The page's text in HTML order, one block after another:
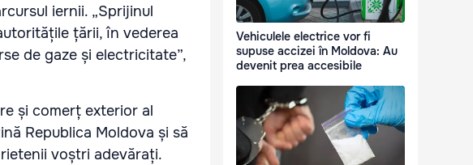
iernii. „Sprijinul
țării, în vederea
de gaze și electricitate”,
și comerț exterior al
Republica Moldova și să
voștri adevărați.
Vehiculele electrice vor fi
supuse accizei în Moldova: Au
devenit prea accesibile